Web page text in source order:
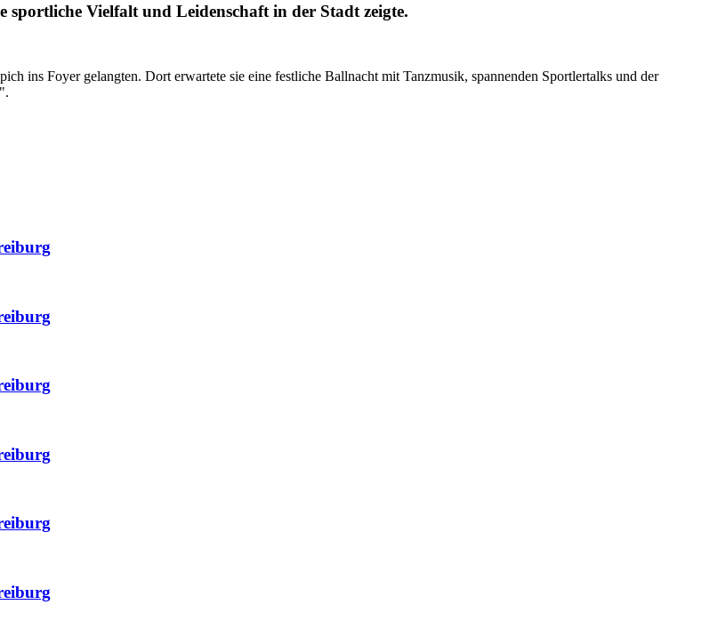
Vielfalt und Leidenschaft in der Stadt zeigte.
ins Foyer gelangten. Dort erwartete sie eine festliche Ballnacht mit Tanzmusik, spannenden Sportlertalks und der